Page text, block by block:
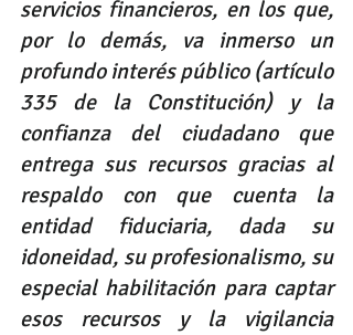
servicios financieros, en los que,
por lo demás, va inmerso un
profundo interés público (artículo
335 de la Constitución) y la
confianza del ciudadano que
entrega sus recursos gracias al
respaldo con que cuenta la
entidad fiduciaria, dada su
idoneidad, su profesionalismo, su
especial habilitación para captar
esos recursos y la vigilancia